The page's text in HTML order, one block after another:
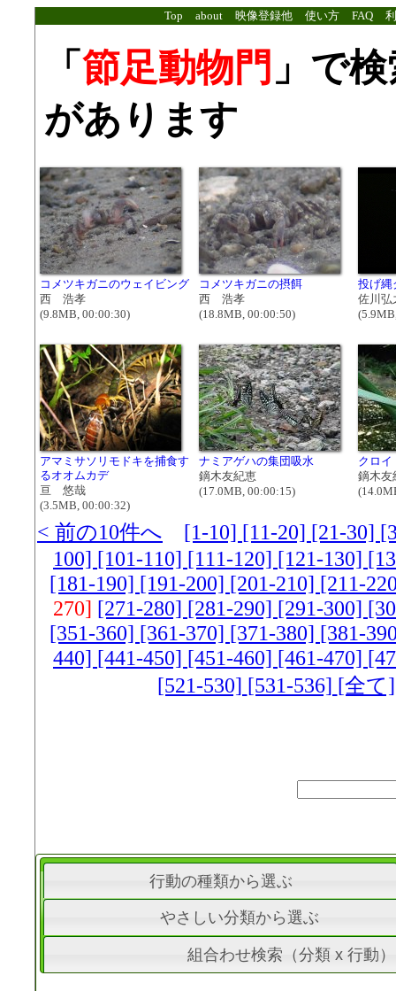
Top about 映像登録他 使い方 FAQ
「 節足動物門 」で
があります
コメツキガニのウェイビング
西 浩孝
(9.8MB, 00:00:30)
コメツキガニの摂餌
西 浩孝
(18.8MB, 00:00:50)
投げ縄
佐川弘
アマミサソリモドキを捕食す
るオオムカデ
亘 悠哉
(3.5MB, 00:00:32)
ナミアゲハの集団吸水
鏑木友紀恵
(17.0MB, 00:00:15)
クロイ
鏑木友
< 前の10件へ [1-10] [11-20] [21-30]
100] [101-110] [111-120] [121-130]
[181-190] [191-200] [201-210] [211-
270] [271-280] [281-290] [291-300]
[351-360] [361-370] [371-380] [381-
440] [441-450] [451-460] [461-470]
[521-530] [531-536] [全て]
行動の種類から選ぶ
やさしい分類から選ぶ
組合わせ検索（分類 x 行動）